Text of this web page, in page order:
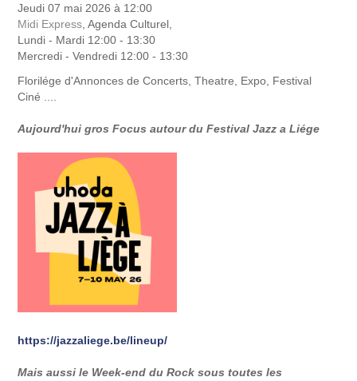
Jeudi 07 mai 2026 à 12:00
Midi Express , Agenda Culturel,
Lundi - Mardi 12:00 - 13:30
Mercredi - Vendredi 12:00 - 13:30
Florilége d'Annonces de Concerts, Theatre, Expo, Festival
Ciné ....
Aujourd'hui gros Focus autour du Festival Jazz a Liége
https://jazzaliege.be/lineup/
Mais aussi le Week-end du Rock sous toutes les